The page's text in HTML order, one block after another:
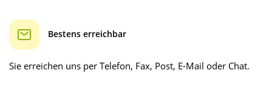
Bestens erreichbar
Sie erreichen uns per Telefon, Fax, Post, E-Mail oder Chat.